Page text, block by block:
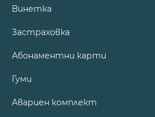
Винетка
Застраховка
Абонаментни карти
Гуми
Авариен комплект